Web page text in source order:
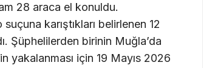
28 araca el konuldu.
karıştıkları belirlenen 12
Şüphelilerden birinin Muğla’da
yakalanması için 19 Mayıs 2026